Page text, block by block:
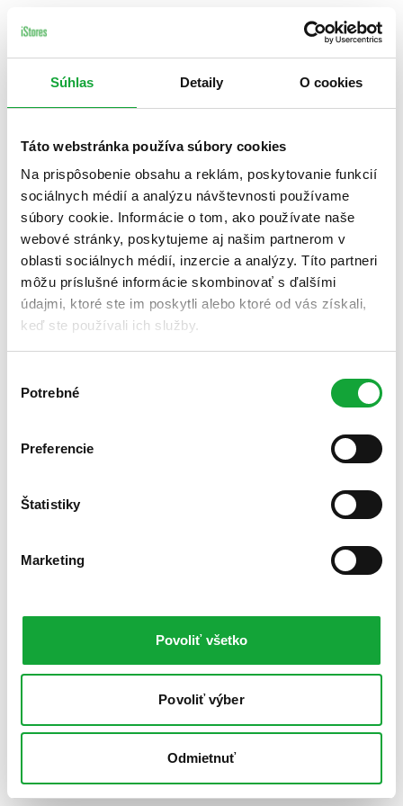
Súhlas Detaily O cookies
Táto webstránka používa súbory cookies
Na prispôsobenie obsahu a reklám, poskytovanie funkcií
sociálnych médií a analýzu návštevnosti používame
súbory cookie. Informácie o tom, ako používate naše
webové stránky, poskytujeme aj našim partnerom v
oblasti sociálnych médií, inzercie a analýzy. Títo partneri
môžu príslušné informácie skombinovať s ďalšími
údajmi, ktoré ste im poskytli alebo ktoré od vás získali,
keď ste používali ich služby.
súhlasu
Potrebné
Preferencie
Štatistiky
Marketing
Povoliť všetko
Povoliť výber
Odmietnuť